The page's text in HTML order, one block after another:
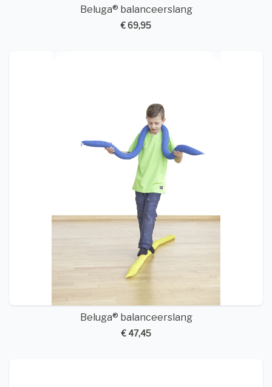
Beluga® balanceerslang
€ 69,95
Beluga® balanceerslang
€ 47,45